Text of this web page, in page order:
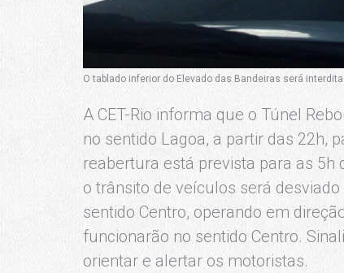
O tablado inferior do Elevado das Bandeiras será
A CET-Rio informa que o Túnel
no sentido Lagoa, a partir das 22h,
reabertura está prevista para as
o trânsito de veículos será
sentido Centro, operando em
funcionarão no sentido Centro.
orientar e alertar os motoristas.